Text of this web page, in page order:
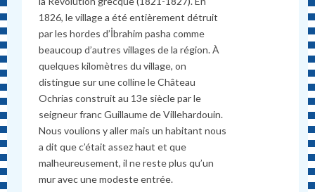
1826, le village a été entièrement détruit
par les hordes d’İbrahim pasha comme
beaucoup d’autres villages de la région. À
quelques kilomètres du village, on
distingue sur une colline le Château
Ochrias construit au 13e siècle par le
seigneur franc Guillaume de Villehardouin.
Nous voulions y aller mais un habitant nous
a dit que c’était assez haut et que
malheureusement, il ne reste plus qu’un
mur avec une modeste entrée.